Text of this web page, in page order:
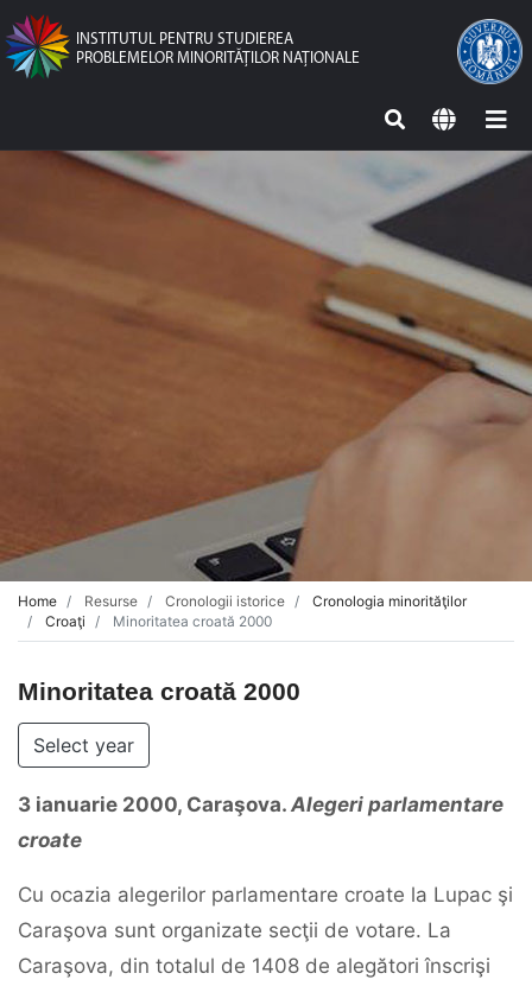
INSTITUTUL PENTRU STUDIEREA
PROBLEMELOR MINORITĂŢILOR NAŢIONALE
Home Resurse Cronologii istorice
Cronologia minorităţilor
Croaţi
Minoritatea croată 2000
Minoritatea croată 2000
Select year
3 ianuarie 2000, Caraşova. Alegeri parlamentare
croate
Cu ocazia alegerilor parlamentare croate la Lupac şi
Caraşova sunt organizate secţii de votare. La
Caraşova, din totalul de 1408 de alegători înscrişi